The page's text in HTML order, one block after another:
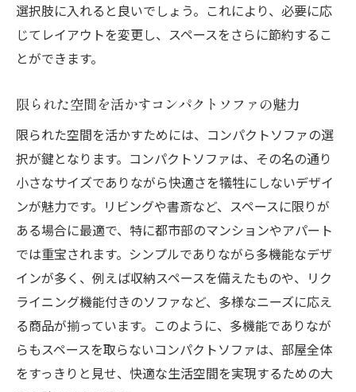
選択肢に入れると良いでしょう。これにより、必要に応
じてレイアウトを変更し、スペースをさらに節約するこ
とができます。
限られた空間を活かすコンパクトソファの魅力
限られた空間を活かすためには、コンパクトソファの選
択が鍵となります。コンパクトソファは、その名の通り
小さなサイズでありながら快適さを犠牲にしないデザイ
ンが魅力です。リビングや書斎など、スペースに限りが
ある場合に最適で、特に都市部のマンションやアパート
では重宝されます。シンプルでありながら多機能なデザ
インが多く、例えば収納スペースを備えたものや、リク
ライニング機能付きのソファなど、多様なニーズに応え
る商品が揃っています。このように、多機能でありなが
らもスペースを取らないコンパクトソファは、部屋全体
をすっきりと見せ、快適な生活空間を実現するための大